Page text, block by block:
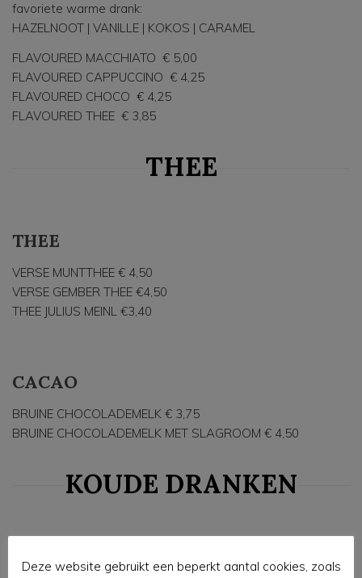
favoriete warme drank:
HAZELNOOT | VANILLE | KOKOS | CARAMEL
FLAVOURED MACCHIATO € 5,00
FLAVOURED CAPPUCCINO € 4,25
FLAVOURED CHOCO € 4,25
FLAVOURED THEE € 3,85
THEE
THEE
VERSE MUNTTHEE € 4,50
VERSE GEMBER THEE €4,50
THEE JULIUS MEINL €3,40
CACAO
BRUINE CHOCOLADEMELK € 3,75
BRUINE CHOCOLADEMELK MET SLAGROOM € 4,50
KOUDE DRANKEN
FRISDRANKEN
Deze website gebruikt een beperkt aantal cookies, zoals